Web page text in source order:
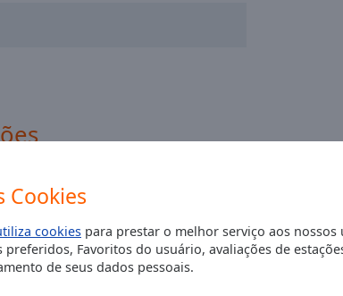
Cookies
cookies para prestar o melhor serviço aos nossos
preferidos, Favoritos do usuário, avaliações de
de seus dados pessoais.